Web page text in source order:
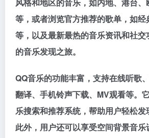
等，或者浏览官方推荐的歌单，如
等，以及最新最热的音乐资讯和社
的音乐发现之旅。
QQ音乐的功能丰富，支持在线听歌
翻译、手机铃声下载、MV观看等。
乐搜索和推荐系统，帮助用户轻松发
此外，用户还可以享受空间背景音